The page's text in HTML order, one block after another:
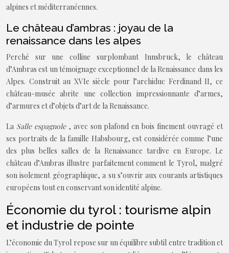
alpines et méditerranéennes.
Le château d’ambras : joyau de la
renaissance dans les alpes
Perché sur une colline surplombant Innsbruck, le château
d’Ambras est un témoignage exceptionnel de la Renaissance dans les
Alpes. Construit au XVIe siècle pour l’archiduc Ferdinand II, ce
château-musée abrite une collection impressionnante d’armes,
d’armures et d’objets d’art de la Renaissance.
La Salle espagnole , avec son plafond en bois finement ouvragé et
ses portraits de la famille Habsbourg, est considérée comme l’une
des plus belles salles de la Renaissance tardive en Europe. Le
château d’Ambras illustre parfaitement comment le Tyrol, malgré
son isolement géographique, a su s’ouvrir aux courants artistiques
européens tout en conservant son identité alpine.
Économie du tyrol : tourisme alpin
et industrie de pointe
L’économie du Tyrol repose sur un équilibre subtil entre tradition et